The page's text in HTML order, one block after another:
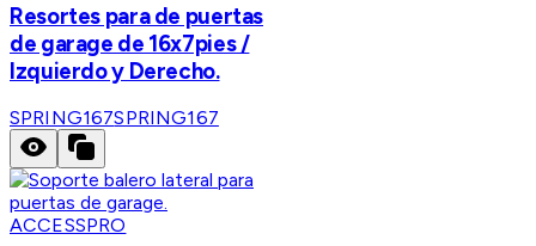
Resortes para de puertas
de garage de 16x7pies /
Izquierdo y Derecho.
SPRING167SPRING167
ACCESSPRO